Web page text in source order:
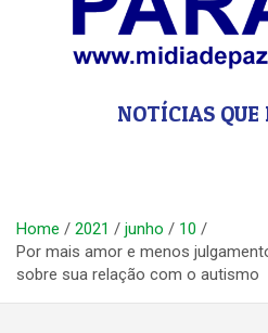
NOTÍCIAS
Home 2021 junho
10
Por mais amor e menos
sobre sua relação com o autismo